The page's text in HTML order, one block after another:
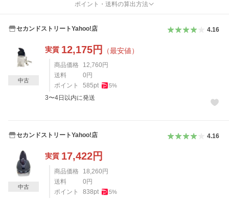
ポイント・送料の算出方法
セカンドストリートYahoo!店 4.16
実質 12,175円 （最安値）
商品価格 12,760 円
送料
0 円
ポイント
585pt 5%
3〜4日以内に発送
中古
セカンドストリートYahoo!店 4.16
実質 17,422円
商品価格 18,260 円
送料
0 円
ポイント
838pt 5%
中古